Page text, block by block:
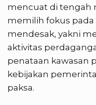
mencuat di tengah
memilih fokus pada
mendesak, yakni
aktivitas
penataan kawasan
kebijakan
paksa.